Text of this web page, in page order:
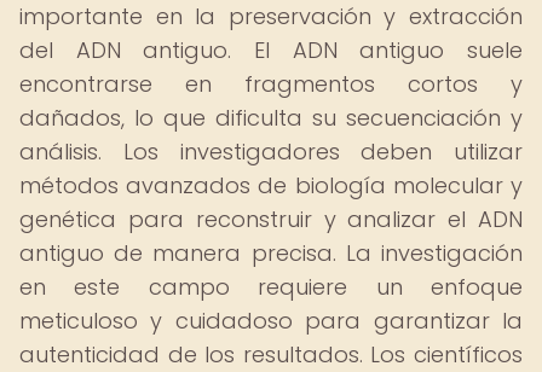
importante en la preservación y extracción
del ADN antiguo. El ADN antiguo suele
encontrarse en fragmentos cortos y
dañados, lo que dificulta su secuenciación y
análisis. Los investigadores deben utilizar
métodos avanzados de biología molecular y
genética para reconstruir y analizar el ADN
antiguo de manera precisa. La investigación
en este campo requiere un enfoque
meticuloso y cuidadoso para garantizar la
autenticidad de los resultados. Los científicos